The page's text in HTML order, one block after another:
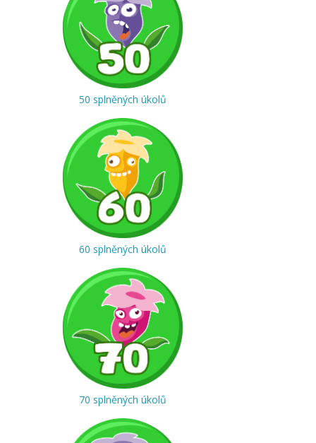
50 splněných úkolů
60 splněných úkolů
70 splněných úkolů